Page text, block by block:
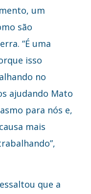
um
são
“É uma
isso
no
ajudando Mato
para nós e,
mais
que a